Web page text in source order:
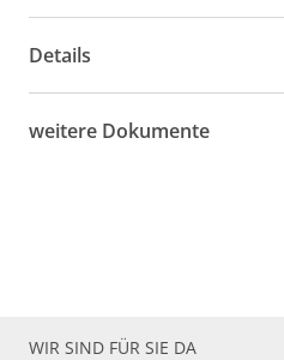
Details
weitere Dokumente
WIR SIND FÜR SIE DA